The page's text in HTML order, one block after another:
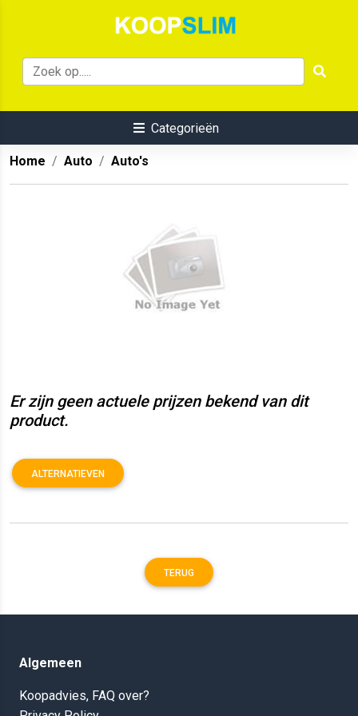
Categorieën
Home Auto Auto's
Er zijn geen actuele prijzen bekend van dit
product.
ALTERNATIEVEN
TERUG
Algemeen
Koopadvies, FAQ over?